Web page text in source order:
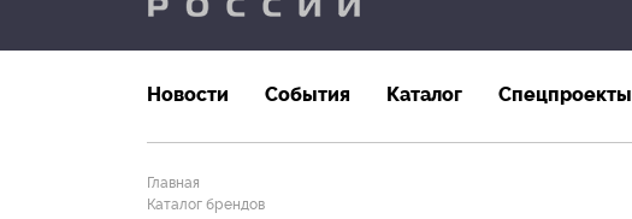
Новости События Каталог Спецпроекты
Главная
Каталог брендов